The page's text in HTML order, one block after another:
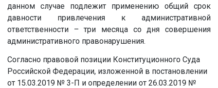
данном случае подлежит применению общий срок
давности привлечения к административной
ответственности – три месяца со дня совершения
административного правонарушения.
Согласно правовой позиции Конституционного Суда
Российской Федерации, изложенной в постановлении
от 15.03.2019 № 3-П и определении от 26.03.2019 №